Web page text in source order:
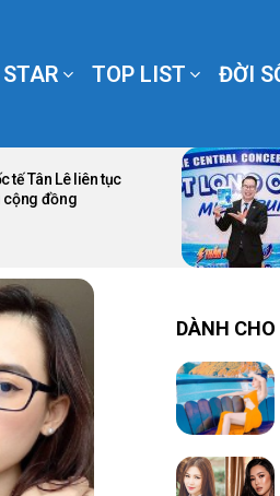
TOP LIST ĐỜI
tế Tân Lê liên tục
cộng đồng
DÀNH CHO